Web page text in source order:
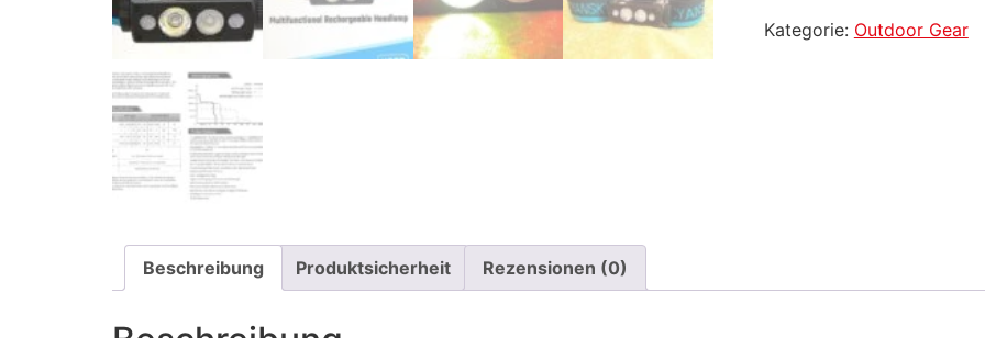
Kategorie: Outdoor Gear
Beschreibung Produktsicherheit Rezensionen (0)